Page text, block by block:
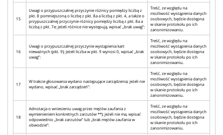
15
Uwagi o przypuszczalnej przyczynie różnicy pomiędzy liczbą z
pkt. 8 pomniejszoną o liczbę z pkt. 8a a liczbą z pkt. 4, a także o
przypuszczalnej przyczynie różnicy pomiędzy liczbą z pkt. 8a a
liczbą z pkt. 7e; jeżeli różnice nie występują, wpisać „brak uwag”:
Treść, ze względu na
możliwość wystąpienia danych
osobowych, będzie dostępna
w skanie protokołu po ich
zanonimizowaniu.
16
Uwagi o przypuszczalnej przyczynie wystąpienia kart
nieważnych (pkt. 9); jeżeli liczba w pkt. 9 wynosi 0, wpisać „brak
uwag”:
Treść, ze względu na
możliwość wystąpienia danych
osobowych, będzie dostępna
w skanie protokołu po ich
zanonimizowaniu.
17
W trakcie głosowania wydano następujące zarządzenia; jeżeli nie
wydano, wpisać „brak zarządzeń”:
Treść, ze względu na
możliwość wystąpienia danych
osobowych, będzie dostępna
w skanie protokołu po ich
zanonimizowaniu.
18
Adnotacja o wniesieniu uwag przez mężów zaufania z
wymienieniem konkretnych zarzutów **); jeżeli nie ma, wpisać
odpowiednio „brak zarzutów” lub „brak mężów zaufania w
obwodzie”:
Treść, ze względu na
możliwość wystąpienia danych
osobowych, będzie dostępna
w skanie protokołu po ich
zanonimizowaniu.